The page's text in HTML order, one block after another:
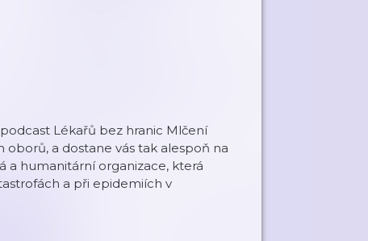
Lékařů bez hranic Mlčení
a dostane vás tak alespoň na
a humanitární organizace, která
a při epidemiích v